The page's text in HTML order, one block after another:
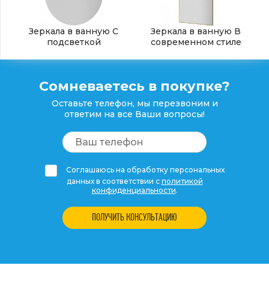
Зеркала в ванную С
подсветкой
Зеркала в ванную В
современном стиле
Сомневаетесь в покупке?
Оставьте телефон, мы перезвоним и
ответим на все Ваши вопросы!
Соглашаюсь на обработку персональных
данных в соответствии с политикой
конфиденциальности.
ПОЛУЧИТЬ КОНСУЛЬТАЦИЮ